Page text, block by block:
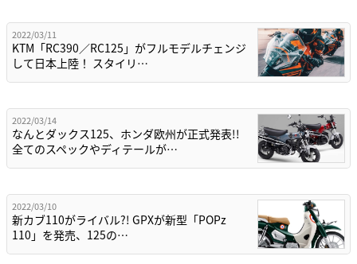
2022/03/11
KTM「RC390／RC125」がフルモデルチェンジ
して日本上陸！ スタイリ…
2022/03/14
なんとダックス125、ホンダ欧州が正式発表!!
全てのスペックやディテールが…
2022/03/10
新カブ110がライバル?! GPXが新型「POPz
110」を発売、125の…